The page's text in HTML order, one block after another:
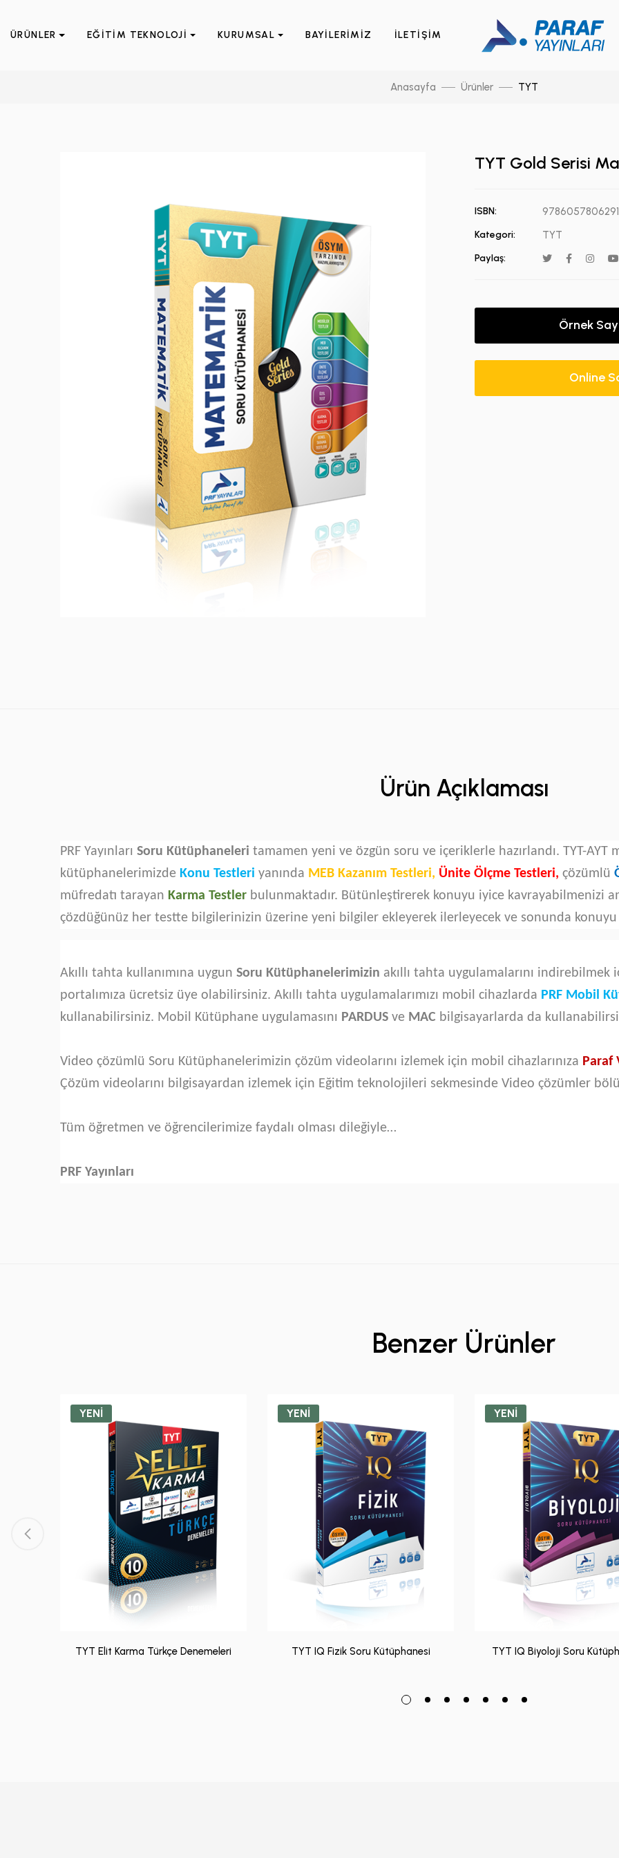
ÜRÜNLER EĞİTİM TEKNOLOJİ KURUMSAL BAYİLERİMİZ İLETİŞİM
Anasayfa Ürünler TYT
TYT Gold Serisi
ISBN: 9786057806291
Kategori: TYT
Paylaş:
Örnek
Online
Ürün Açıklaması
PRF Yayınları Soru Kütüphaneleri tamamen yeni ve özgün soru ve içeriklerle hazırlandı. TYT-AYT
kütüphanelerimizde Konu Testleri yanında MEB Kazanım Testleri, Ünite Ölçme Testleri, çözümlü
müfredatı tarayan Karma Testler bulunmaktadır. Bütünleştirerek konuyu iyice kavrayabilmenizi
çözdüğünüz her testte bilgilerinizin üzerine yeni bilgiler ekleyerek ilerleyecek ve sonunda konuyu
Akıllı tahta kullanımına uygun Soru Kütüphanelerimizin akıllı tahta uygulamalarını indirebilmek
portalımıza ücretsiz üye olabilirsiniz. Akıllı tahta uygulamalarımızı mobil cihazlarda PRF Mobil
kullanabilirsiniz. Mobil Kütüphane uygulamasını PARDUS ve MAC bilgisayarlarda da
Video çözümlü Soru Kütüphanelerimizin çözüm videolarını izlemek için mobil cihazlarınıza Paraf
Çözüm videolarını bilgisayardan izlemek için Eğitim teknolojileri sekmesinde Video çözümler
Tüm öğretmen ve öğrencilerimize faydalı olması dileğiyle…
PRF Yayınları
Benzer Ürünler
YENİ
TYT Elit Karma Türkçe Denemeleri
YENİ
TYT IQ Fizik Soru Kütüphanesi
YENİ
TYT IQ Biyoloji Soru